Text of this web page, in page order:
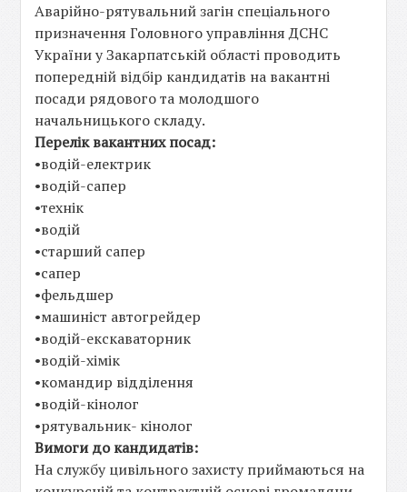
Аварійно-рятувальний загін спеціального
призначення Головного управління ДСНС
України у Закарпатській області проводить
попередній відбір кандидатів на вакантні
посади рядового та молодшого
начальницького складу.
Перелік вакантних посад:
•водій-електрик
•водій-сапер
•технік
•водій
•старший сапер
•сапер
•фельдшер
•машиніст автогрейдер
•водій-екскаваторник
•водій-хімік
•командир відділення
•водій-кінолог
•рятувальник- кінолог
Вимоги до кандидатів:
На службу цивільного захисту приймаються на